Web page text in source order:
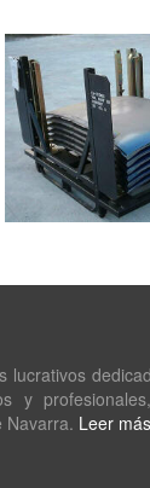
lucrativos
y
Navarra. Leer más